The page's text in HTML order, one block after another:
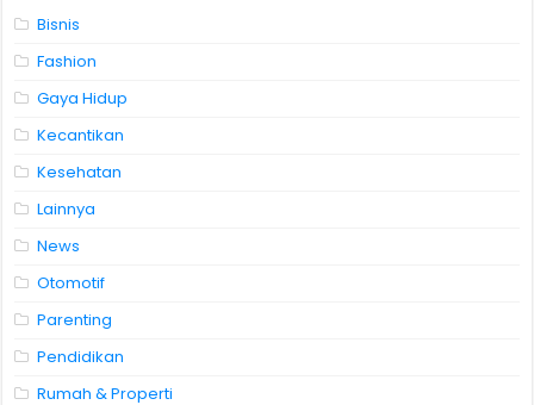
Bisnis
Fashion
Gaya Hidup
Kecantikan
Kesehatan
Lainnya
News
Otomotif
Parenting
Pendidikan
Rumah & Properti